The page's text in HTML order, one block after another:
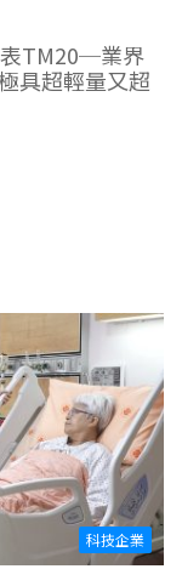
TM20─業界
具超輕量又超
科技企業